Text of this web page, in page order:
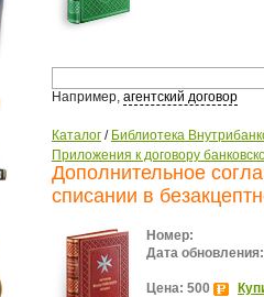
Например, агентский договор
Каталог / Библиотека
Приложения к договору
Дополнительное
списании в
Номер:
Дата обновления:
Цена: 500